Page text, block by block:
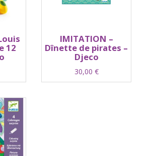
12
IMITATION –
Dînette de pirates –
Djeco
30,00 €